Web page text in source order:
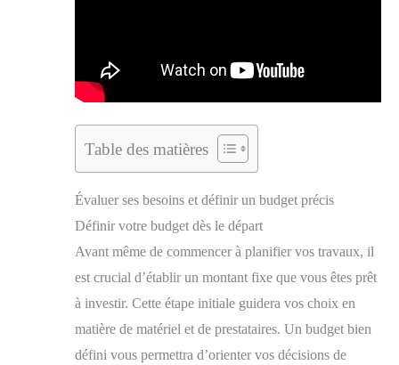
Table des matières
Évaluer ses besoins et définir un budget précis
Définir votre budget dès le départ
Avant même de commencer à planifier vos travaux, il
est crucial d’établir un montant fixe que vous êtes prêt
à investir. Cette étape initiale guidera vos choix en
matière de matériel et de prestataires. Un budget bien
défini vous permettra d’orienter vos décisions de